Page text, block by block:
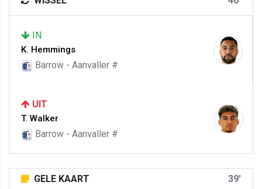
IN
K. Hemmings
Barrow - Aanvaller #
UIT
T. Walker
Barrow - Aanvaller #
GELE KAART 39'